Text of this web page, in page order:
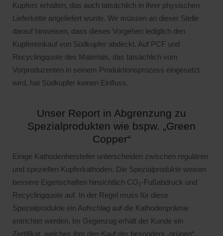
Kupfers erhalten, das auch tatsächlich in ihrer physischen
Lieferkette angeliefert wurde. Wir müssen an dieser Stelle
darauf hinweisen, dass dieses Vorgehen lediglich den
Kupfereinkauf von Südkupfer abdeckt. Auf PCF und
Recyclingquote des Materials, das tatsächlich vom
Vorproduzenten in seinem Produktionsprozess eingesetzt
wird, hat Südkupfer keinen Einfluss.
Unser Report in Abgrenzung zu
Spezialprodukten wie bspw. „Green
Copper“
Einige Kathodenhersteller unterscheiden zwischen regulären
und speziellen Kupferkathoden. Die Spezialprodukte weisen
bessere Eigenschaften hinsichtlich CO2-Fußabdruck und
Recyclingquote auf. In der Regel muss für diese
Spezialprodukte ein Aufschlag auf die Kathodenprämie
entrichtet werden. Im Gegenzug erhält der Kunde ein
Zertifikat, welches ihm den Kauf der besonders „grünen“